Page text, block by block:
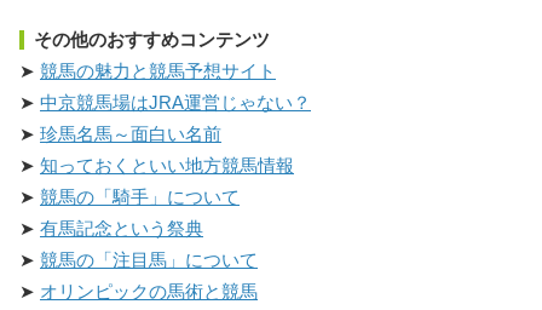
その他のおすすめコンテンツ
競馬の魅力と競馬予想サイト
中京競馬場はJRA運営じゃない？
珍馬名馬～面白い名前
知っておくといい地方競馬情報
競馬の「騎手」について
有馬記念という祭典
競馬の「注目馬」について
オリンピックの馬術と競馬